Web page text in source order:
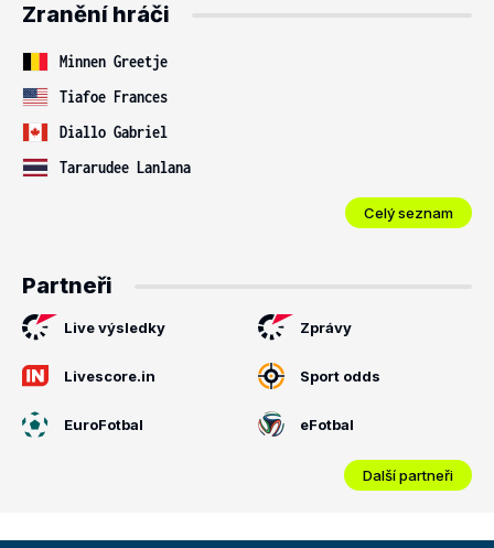
Zranění hráči
Minnen Greetje
Tiafoe Frances
Diallo Gabriel
Tararudee Lanlana
Celý seznam
Partneři
Live výsledky Zprávy
Livescore.in Sport odds
EuroFotbal eFotbal
Další partneři